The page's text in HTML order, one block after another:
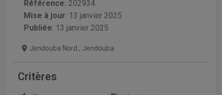
Référence: 202934
Mise à jour: 13 janvier 2025
Publiée: 13 janvier 2025
Jendouba Nord , Jendouba
Critères